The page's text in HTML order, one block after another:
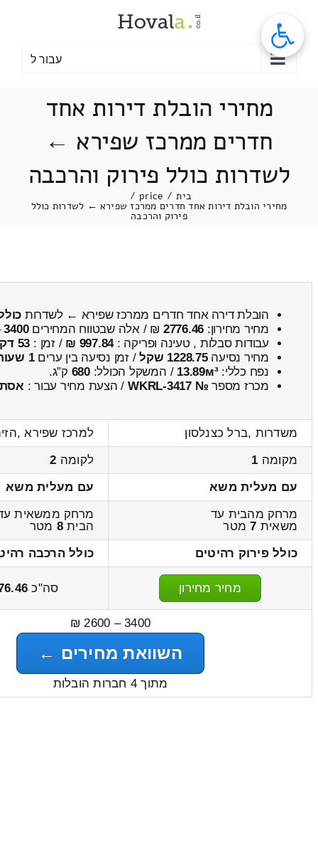
עבור ל
מחירי הובלת דירות אחד
חדרים ממרכז שפירא ←
לשדרות כולל פירוק והרכבה
בית /
price
/
מחירי הובלת דירות אחד חדרים ממרכז שפירא ← לשדרות כולל
פירוק והרכבה
הובלת דירה אחד חדרים ממרכז שפירא ← לשדרות
מחיר מחירון: 2776.46 ₪ / אלה שבטווח המחירים3400
עבודות סבלות , טעינה ופריקה :997.84 ₪ / זמן : 53 דקות 22 שניות
מחיר נסיעה1228.75 שקל / זמן נסיעה בין ערים1 שעות , 42 דקות
נפח כללי:13.89м³ / המשקל הכולל:680 ק”ג.
מכרז מספר № WKRL-3417 / הצעת מחיר עבור :
משדרות ,ברל כצנלסון
למרכז שפירא
מקומה 1 לקומה 2
עם מעלית משא
עם מעלית משא
מרחק מהבית עד
משאית 7מטר
מרחק ממשאית
הבית8 מטר
כולל פירוק רהיטים
כולל הרכבה
מחיר מחירון סה"כ
3400 – 2600 ₪
השוואת מחירים ←
מתוך 4 חברות הובלות